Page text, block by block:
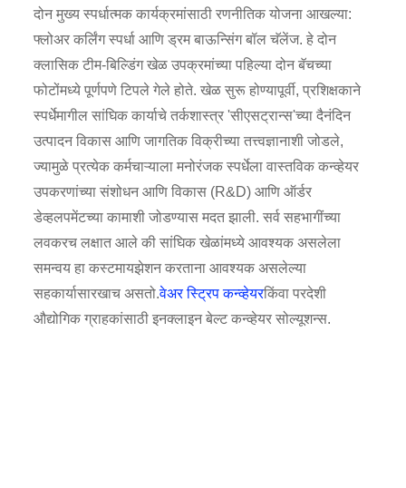
दोन मुख्य स्पर्धात्मक कार्यक्रमांसाठी रणनीतिक योजना आखल्या:
फ्लोअर कर्लिंग स्पर्धा आणि ड्रम बाऊन्सिंग बॉल चॅलेंज. हे दोन
क्लासिक टीम-बिल्डिंग खेळ उपक्रमांच्या पहिल्या दोन बॅचच्या
फोटोंमध्ये पूर्णपणे टिपले गेले होते. खेळ सुरू होण्यापूर्वी, प्रशिक्षकाने
स्पर्धेमागील सांघिक कार्याचे तर्कशास्त्र 'सीएसट्रान्स'च्या दैनंदिन
उत्पादन विकास आणि जागतिक विक्रीच्या तत्त्वज्ञानाशी जोडले,
ज्यामुळे प्रत्येक कर्मचाऱ्याला मनोरंजक स्पर्धेला वास्तविक कन्व्हेयर
उपकरणांच्या संशोधन आणि विकास (R&D) आणि ऑर्डर
डेव्हलपमेंटच्या कामाशी जोडण्यास मदत झाली. सर्व सहभागींच्या
लवकरच लक्षात आले की सांघिक खेळांमध्ये आवश्यक असलेला
समन्वय हा कस्टमायझेशन करताना आवश्यक असलेल्या
सहकार्यासारखाच असतो.वेअर स्ट्रिप कन्व्हेयरकिंवा परदेशी
औद्योगिक ग्राहकांसाठी इनक्लाइन बेल्ट कन्व्हेयर सोल्यूशन्स.